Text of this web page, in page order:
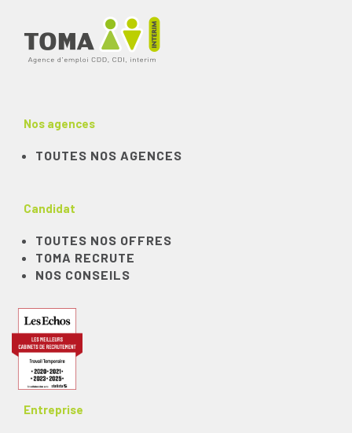
Nos agences
TOUTES NOS AGENCES
Candidat
TOUTES NOS OFFRES
TOMA RECRUTE
NOS CONSEILS
Entreprise